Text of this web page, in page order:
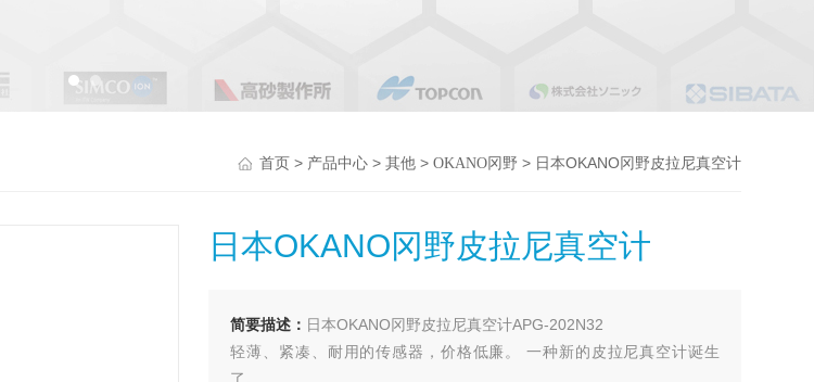
首页> 产品中心> 其他> OKANO冈野 > 日本OKANO冈野皮拉尼真空计
日本OKANO冈野皮拉尼真空计
简要描述： 日本OKANO冈野皮拉尼真空计APG-202N32
轻薄、紧凑、耐用的传感器，价格低廉。 一种新的皮拉尼真空计诞生